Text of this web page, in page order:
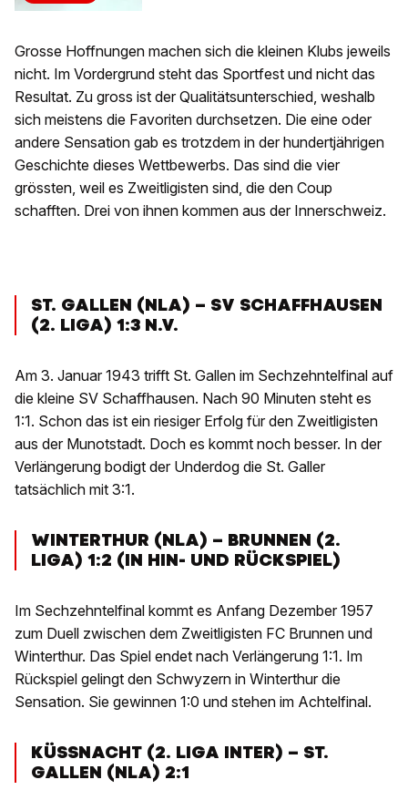
Grosse Hoffnungen machen sich die kleinen Klubs jeweils
nicht. Im Vordergrund steht das Sportfest und nicht das
Resultat. Zu gross ist der Qualitätsunterschied, weshalb
sich meistens die Favoriten durchsetzen. Die eine oder
andere Sensation gab es trotzdem in der hundertjährigen
Geschichte dieses Wettbewerbs. Das sind die vier
grössten, weil es Zweitligisten sind, die den Coup
schafften. Drei von ihnen kommen aus der Innerschweiz.
ST. GALLEN (NLA) – SV SCHAFFHAUSEN
(2. LIGA) 1:3 N.V.
Am 3. Januar 1943 trifft St. Gallen im Sechzehntelfinal auf
die kleine SV Schaffhausen. Nach 90 Minuten steht es
1:1. Schon das ist ein riesiger Erfolg für den Zweitligisten
aus der Munotstadt. Doch es kommt noch besser. In der
Verlängerung bodigt der Underdog die St. Galler
tatsächlich mit 3:1.
WINTERTHUR (NLA) – BRUNNEN (2.
LIGA) 1:2 (IN HIN- UND RÜCKSPIEL)
Im Sechzehntelfinal kommt es Anfang Dezember 1957
zum Duell zwischen dem Zweitligisten FC Brunnen und
Winterthur. Das Spiel endet nach Verlängerung 1:1. Im
Rückspiel gelingt den Schwyzern in Winterthur die
Sensation. Sie gewinnen 1:0 und stehen im Achtelfinal.
KÜSSNACHT (2. LIGA INTER) – ST.
GALLEN (NLA) 2:1